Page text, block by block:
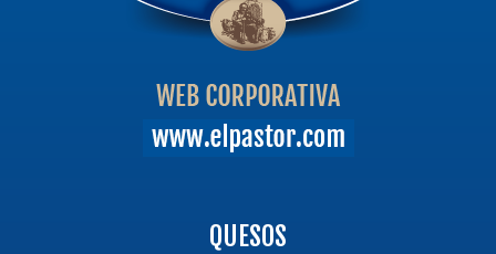
QUESOS